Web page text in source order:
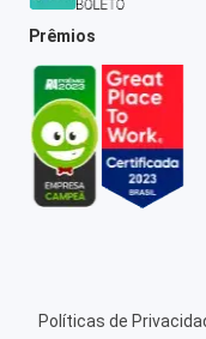
Prêmios
Políticas de